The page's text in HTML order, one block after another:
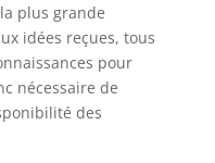
plus grande
idées reçues, tous
pour
nécessaire de
des